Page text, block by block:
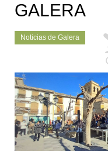
GALERA
Noticias de Galera